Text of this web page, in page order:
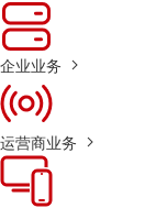
企业业务
运营商业务